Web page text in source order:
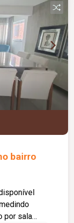
bairro
por sala